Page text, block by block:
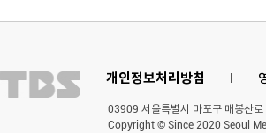
개인정보처리방침 l
03909 서울특별시 마포구 매봉산
Copyright © Since 2020 Seoul